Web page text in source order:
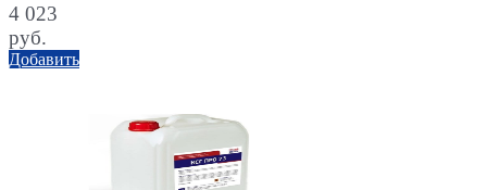
4 023
руб.
Добавить